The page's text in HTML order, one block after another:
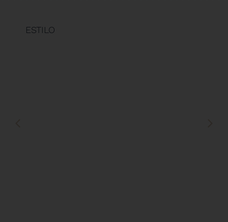
ESTILO